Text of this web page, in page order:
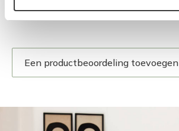
Een productbeoordeling toevoegen